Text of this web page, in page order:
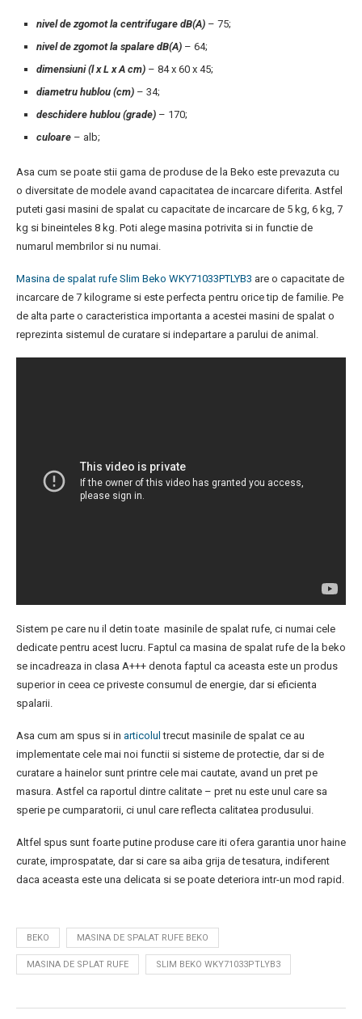
nivel de zgomot la centrifugare dB(A) – 75;
nivel de zgomot la spalare dB(A) – 64;
dimensiuni (l x L x A cm) – 84 x 60 x 45;
diametru hublou (cm) – 34;
deschidere hublou (grade) – 170;
culoare – alb;
Asa cum se poate stii gama de produse de la Beko este prevazuta cu
o diversitate de modele avand capacitatea de incarcare diferita. Astfel
puteti gasi masini de spalat cu capacitate de incarcare de 5 kg, 6 kg, 7
kg si bineinteles 8 kg. Poti alege masina potrivita si in functie de
numarul membrilor si nu numai.
Masina de spalat rufe Slim Beko WKY71033PTLYB3 are o capacitate de
incarcare de 7 kilograme si este perfecta pentru orice tip de familie. Pe
de alta parte o caracteristica importanta a acestei masini de spalat o
reprezinta sistemul de curatare si indepartare a parului de animal.
Sistem pe care nu il detin toate masinile de spalat rufe, ci numai cele
dedicate pentru acest lucru. Faptul ca masina de spalat rufe de la beko
se incadreaza in clasa A+++ denota faptul ca aceasta este un produs
superior in ceea ce priveste consumul de energie, dar si eficienta
spalarii.
Asa cum am spus si in articolul trecut masinile de spalat ce au
implementate cele mai noi functii si sisteme de protectie, dar si de
curatare a hainelor sunt printre cele mai cautate, avand un pret pe
masura. Astfel ca raportul dintre calitate – pret nu este unul care sa
sperie pe cumparatorii, ci unul care reflecta calitatea produsului.
Altfel spus sunt foarte putine produse care iti ofera garantia unor haine
curate, improspatate, dar si care sa aiba grija de tesatura, indiferent
daca aceasta este una delicata si se poate deteriora intr-un mod rapid.
BEKO MASINA DE SPALAT RUFE BEKO
MASINA DE SPLAT RUFE SLIM BEKO WKY71033PTLYB3